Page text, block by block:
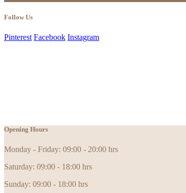
Follow Us
Pinterest Facebook Instagram
Opening Hours
Monday - Friday: 09:00 - 20:00 hrs
Saturday: 09:00 - 18:00 hrs
Sunday: 09:00 - 18:00 hrs